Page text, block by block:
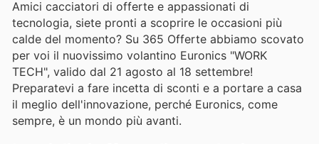
Amici cacciatori di offerte e appassionati di
tecnologia, siete pronti a scoprire le occasioni più
calde del momento? Su 365 Offerte abbiamo scovato
per voi il nuovissimo volantino Euronics "WORK
TECH", valido dal 21 agosto al 18 settembre!
Preparatevi a fare incetta di sconti e a portare a casa
il meglio dell'innovazione, perché Euronics, come
sempre, è un mondo più avanti.